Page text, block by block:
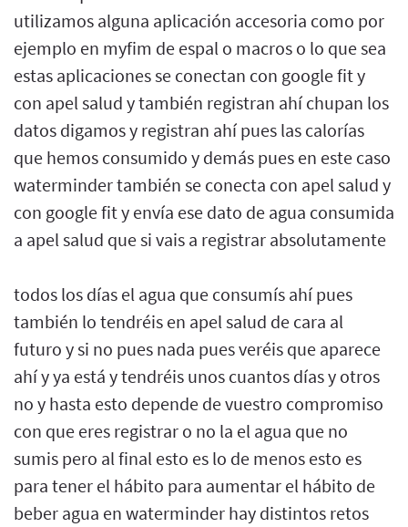
utilizamos alguna aplicación accesoria como por
ejemplo en myfim de espal o macros o lo que sea
estas aplicaciones se conectan con google fit y
con apel salud y también registran ahí chupan los
datos digamos y registran ahí pues las calorías
que hemos consumido y demás pues en este caso
waterminder también se conecta con apel salud y
con google fit y envía ese dato de agua consumida
a apel salud que si vais a registrar absolutamente
todos los días el agua que consumís ahí pues
también lo tendréis en apel salud de cara al
futuro y si no pues nada pues veréis que aparece
ahí y ya está y tendréis unos cuantos días y otros
no y hasta esto depende de vuestro compromiso
con que eres registrar o no la el agua que no
sumis pero al final esto es lo de menos esto es
para tener el hábito para aumentar el hábito de
beber agua en waterminder hay distintos retos